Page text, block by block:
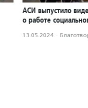
АСИ выпустило
о работе
13.05.2024 ·